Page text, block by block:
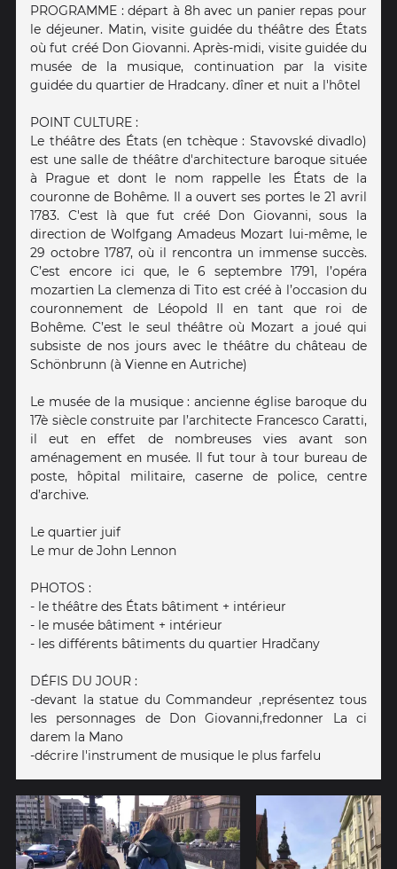
PROGRAMME : départ à 8h avec un panier repas pour
le déjeuner. Matin, visite guidée du théâtre des États
où fut créé Don Giovanni. Après-midi, visite guidée du
musée de la musique, continuation par la visite
guidée du quartier de Hradcany. dîner et nuit a l'hôtel
POINT CULTURE :
Le théâtre des États (en tchèque : Stavovské divadlo)
est une salle de théâtre d'architecture baroque située
à Prague et dont le nom rappelle les États de la
couronne de Bohême. Il a ouvert ses portes le 21 avril
1783. C'est là que fut créé Don Giovanni, sous la
direction de Wolfgang Amadeus Mozart lui-même, le
29 octobre 1787, où il rencontra un immense succès.
C’est encore ici que, le 6 septembre 1791, l’opéra
mozartien La clemenza di Tito est créé à l’occasion du
couronnement de Léopold II en tant que roi de
Bohême. C’est le seul théâtre où Mozart a joué qui
subsiste de nos jours avec le théâtre du château de
Schönbrunn (à Vienne en Autriche)
Le musée de la musique : ancienne église baroque du
17è siècle construite par l’architecte Francesco Caratti,
il eut en effet de nombreuses vies avant son
aménagement en musée. Il fut tour à tour bureau de
poste, hôpital militaire, caserne de police, centre
d’archive.
Le quartier juif
Le mur de John Lennon
PHOTOS :
- le théâtre des États bâtiment + intérieur
- le musée bâtiment + intérieur
- les différents bâtiments du quartier Hradčany
DÉFIS DU JOUR :
-devant la statue du Commandeur ,représentez tous
les personnages de Don Giovanni,fredonner La ci
darem la Mano
-décrire l'instrument de musique le plus farfelu